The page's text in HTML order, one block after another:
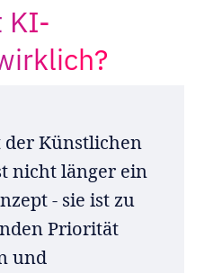
KI-
der Künstlichen
nicht länger ein
- sie ist zu
Priorität
und